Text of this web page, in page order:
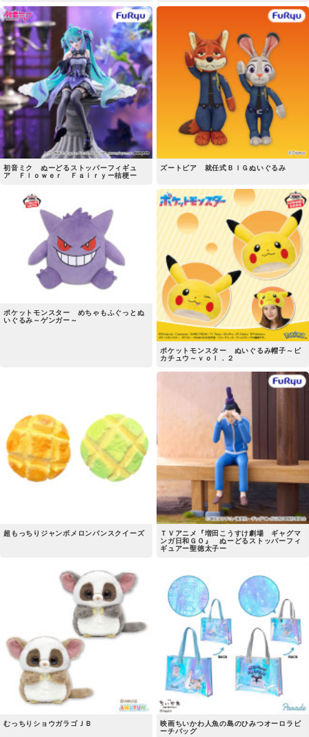
初音ミク ぬーどるストッパーフィギュ
ア Ｆｌｏｗｅｒ Ｆａｉｒｙー桔梗ー
ズートピア 就任式ＢＩＧぬいぐるみ
ポケットモンスター めちゃもふぐっとぬ
いぐるみ～ゲンガー～
ポケットモンスター ぬいぐるみ帽子～ピ
カチュウ～ｖｏｌ．２
超もっちりジャンボメロンパンスクイーズ
ＴＶアニメ『増田こうすけ劇場 ギャグマ
ンガ日和ＧＯ』 ぬーどるストッパーフィ
ギュアー聖徳太子ー
むっちりショウガラゴＪＢ
映画ちいかわ人魚の島のひみつオーロラビ
ーチバッグ